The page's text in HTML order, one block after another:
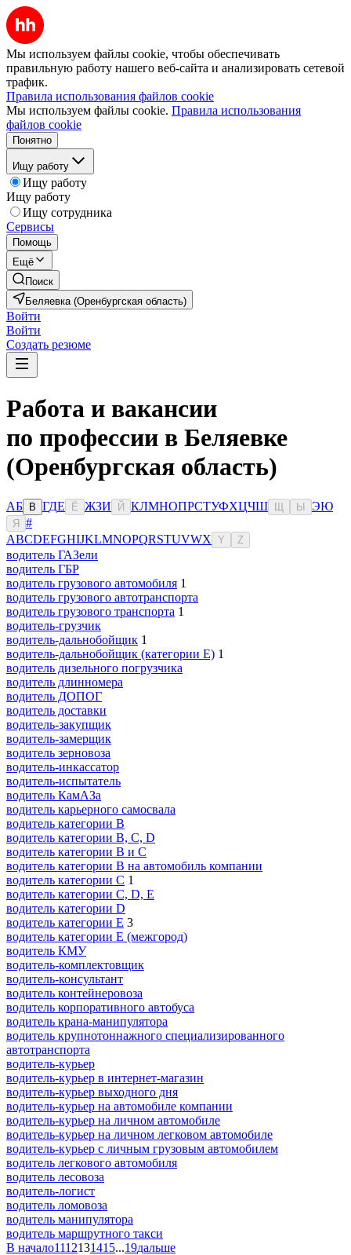
Мы используем файлы cookie, чтобы обеспечивать
правильную работу нашего веб-сайта и анализировать сетевой
трафик.
Правила использования файлов cookie
Мы используем файлы cookie. Правила использования
файлов cookie
Понятно
Ищу работу
Ищу работу
Ищу работу
Ищу сотрудника
Сервисы
Помощь
Ещё
Поиск
Беляевка (Оренбургская область)
Войти
Войти
Создать резюме
Работа и вакансии
по профессии в Беляевке
(Оренбургская область)
АБ В ГДЕ Ё ЖЗИ Й КЛМНОПРСТУФХЦЧШ Ы ЭЮ
Я
#
ABCDEFGHIJKLMNOPQRSTUVWX Y Z
водитель ГАЗели
водитель ГБР
водитель грузового автомобиля 1
водитель грузового автотранспорта
водитель грузового транспорта 1
водитель-грузчик
водитель-дальнобойщик 1
водитель-дальнобойщик (категории Е) 1
водитель дизельного погрузчика
водитель длинномера
водитель ДОПОГ
водитель доставки
водитель-закупщик
водитель-замерщик
водитель зерновоза
водитель-инкассатор
водитель-испытатель
водитель КамАЗа
водитель карьерного самосвала
водитель категории B
водитель категории B, C, D
водитель категории B и C
водитель категории B на автомобиль компании
водитель категории C 1
водитель категории C, D, E
водитель категории D
водитель категории E 3
водитель категории E (межгород)
водитель КМУ
водитель-комплектовщик
водитель-консультант
водитель контейнеровоза
водитель корпоративного автобуса
водитель крана-манипулятора
водитель крупнотоннажного специализированного
автотранспорта
водитель-курьер
водитель-курьер в интернет-магазин
водитель-курьер выходного дня
водитель-курьер на автомобиле компании
водитель-курьер на личном автомобиле
водитель-курьер на личном легковом автомобиле
водитель-курьер с личным грузовым автомобилем
водитель легкового автомобиля
водитель лесовоза
водитель-логист
водитель ломовоза
водитель манипулятора
водитель маршрутного такси
В начало1112131415...19дальше